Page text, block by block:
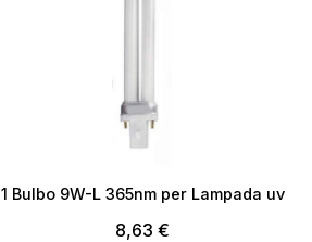
1 Bulbo 9W-L 365nm per Lampada uv
8,63 €